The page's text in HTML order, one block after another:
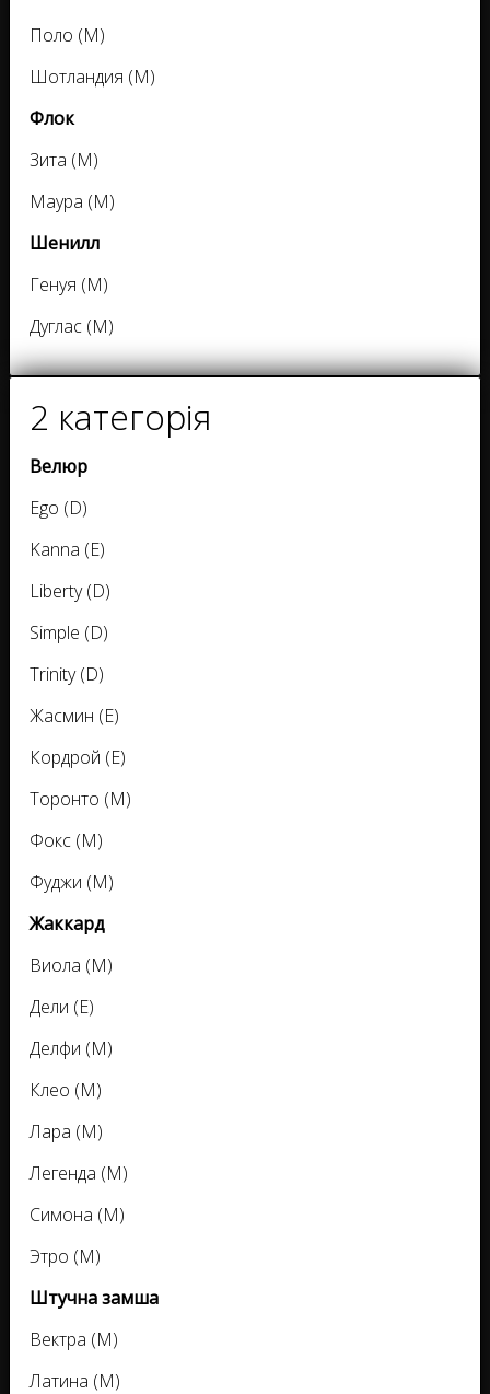
Поло (M)
Шотландия (M)
Флок
Зита (M)
Маура (M)
Шенилл
Генуя (M)
Дуглас (M)
2 категорія
Велюр
Ego (D)
Kanna (E)
Liberty (D)
Simple (D)
Trinity (D)
Жасмин (E)
Кордрой (E)
Торонто (M)
Фокс (M)
Фуджи (M)
Жаккард
Виола (M)
Дели (E)
Делфи (M)
Клео (M)
Лара (M)
Легенда (M)
Симона (M)
Этро (M)
Штучна замша
Вектра (M)
Латина (M)